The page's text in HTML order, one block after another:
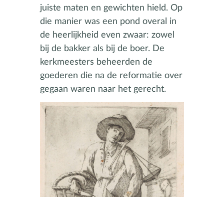
juiste maten en gewichten hield. Op
die manier was een pond overal in
de heerlijkheid even zwaar: zowel
bij de bakker als bij de boer. De
kerkmeesters beheerden de
goederen die na de reformatie over
gegaan waren naar het gerecht.